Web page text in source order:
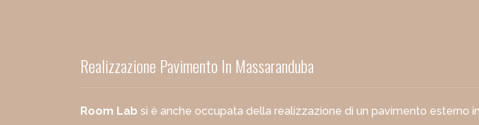
Realizzazione Pavimento In Massaranduba
Room Lab si è anche occupata della realizzazione di un pavimento esterno